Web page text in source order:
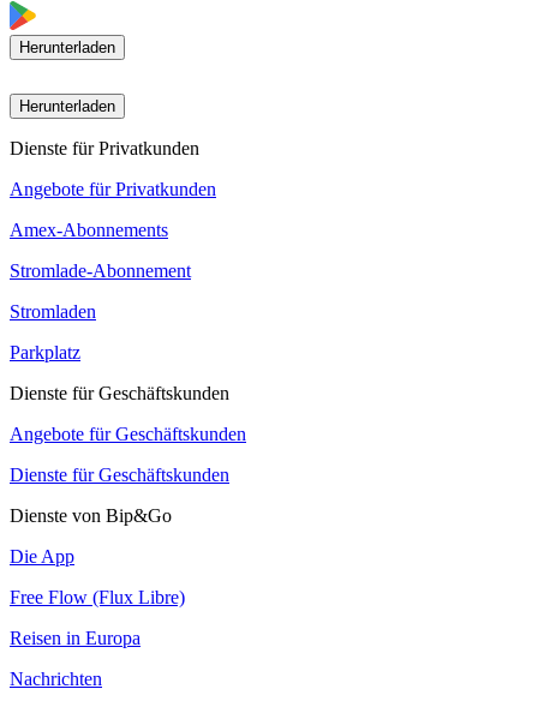
Herunterladen
Herunterladen
Dienste für Privatkunden
Angebote für Privatkunden
Amex-Abonnements
Stromlade-Abonnement
Stromladen
Parkplatz
Dienste für Geschäftskunden
Angebote für Geschäftskunden
Dienste für Geschäftskunden
Dienste von Bip&Go
Die App
Free Flow (Flux Libre)
Reisen in Europa
Nachrichten